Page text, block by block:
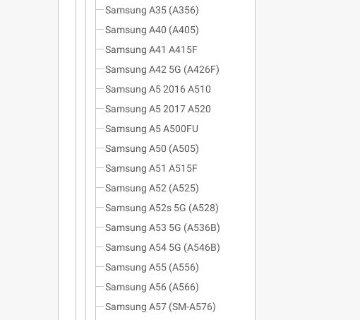
Samsung A35 (A356)
Samsung A40 (A405)
Samsung A41 A415F
Samsung A42 5G (A426F)
Samsung A5 2016 A510
Samsung A5 2017 A520
Samsung A5 A500FU
Samsung A50 (A505)
Samsung A51 A515F
Samsung A52 (A525)
Samsung A52s 5G (A528)
Samsung A53 5G (A536B)
Samsung A54 5G (A546B)
Samsung A55 (A556)
Samsung A56 (A566)
Samsung A57 (SM-A576)